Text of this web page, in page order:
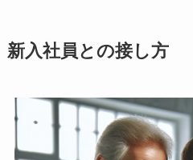
新入社員との接し方